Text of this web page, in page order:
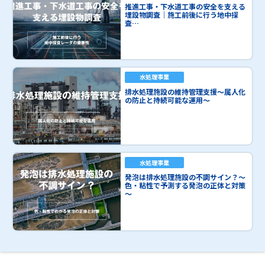
推進工事・下水道工事の安全を支える
埋設物調査｜施工前後に行う地中探
査…
水処理事業
排水処理施設の維持管理支援～属人化
の防止と持続可能な運用～
水処理事業
発泡は排水処理施設の不調サイン？～
色・粘性で予測する発泡の正体と対策
～